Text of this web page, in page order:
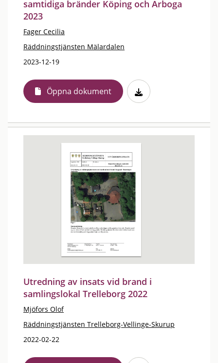
samtidiga bränder Köping och Arboga
2023
Fager Cecilia
Räddningstjänsten Mälardalen
2023-12-19
Öppna dokument
Utredning av insats vid brand i
samlingslokal Trelleborg 2022
Mjöfors Olof
Räddningstjänsten Trelleborg-Vellinge-Skurup
2022-02-22